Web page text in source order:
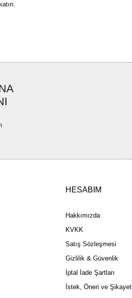
bulunuyor.
olmalı.
HESABIM
Hakkımızda
KVKK
Satış Sözleşmesi
Gizlilik & Güvenlik
İptal İade Şartları
İstek, Öneri ve Şikayet